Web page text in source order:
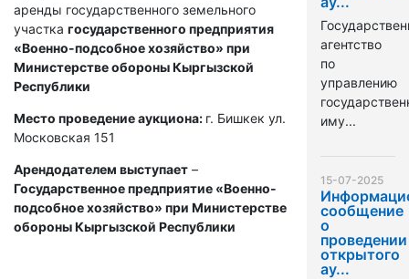
аренды государственного земельного
участка государственного предприятия
«Военно-подсобное хозяйство» при
Министерстве обороны Кыргызской
Республики
Место проведение аукциона: г. Бишкек ул.
Московская 151
Арендодателем выступает –
Государственное предприятие «Военно-
подсобное хозяйство» при Министерстве
обороны Кыргызской Республики
агентство
по
управлению
иму...
15-07-2025
сообщение
о
проведении
открытого
ау...